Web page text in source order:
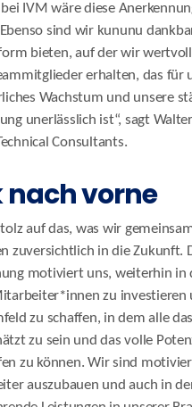
bei IVM wäre diese
sind wir kununu
bieten, auf der wir
erhalten, das für
Wachstum und unsere
unerlässlich ist“, sagt
Consultants.
nach vorne
auf das, was wir
zuversichtlich in die Zukunft.
motiviert uns, weiterhin in
zu investieren
zu schaffen, in dem alle
zu sein und das volle
zu können. Wir sind
auszubauen und auch in